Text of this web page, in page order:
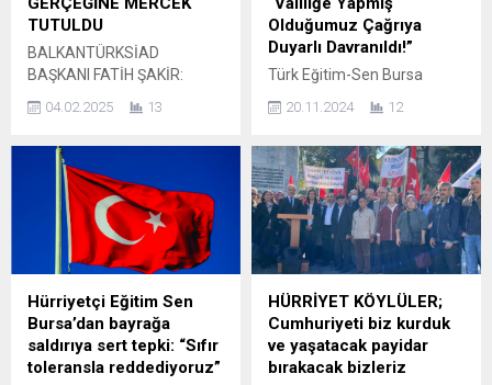
zamma itiraz etti.
zamanlı gerçekleştirilen
basın açıklamasına
Bursa’daki 26 bin memurun
Büyükşehir Yasası sonrası
yapılmayan planların,
devlet–vatandaş ilişkisini
derinden sarstığını
belirterek, yaşanan...
TUTULDU
BALKANTÜRKSİAD
BAŞKANI FATİH ŞAKİR:
ÇALIŞMALARINI
YAPİDER BAŞKANI SEVCAN
İLİCİ: “AYNI ACILARI TEKRAR
YAŞAMAMAK ADINA
ÖNLEM ALMALIYIZ” Balkan
Rumeli Sanayicileri ve İş
İnsanları Derneği
(BALKANTÜRKSİAD) ve
Yatırım Profesyonelleri ve
İşbirliği Derneği (YAPİDER)
tarafından, 6 Şubat
04.02.2025 13
Olduğumuz Çağrıya
Duyarlı Davranıldı!”
Türk Eğitim-Sen Bursa
buldu.Bursa da ikili eğitim
artık 35 dakika olacak. Milli
Eğitim Bakanlığı (MEB)
tarafından tüm il valiliklerine
gönderilen genelge sonrası
Türk Eğitim Sendikası Bursa
Şube Başkanlıkları da
çağrıda bulunarak Bursa
Valiliğini göreve davet etti.
Bursa 1 Nolu Şube Başkanı
Ömer Işıkoğlu...
20.11.2024 12
Hürriyetçi Eğitim Sen
Bursa’dan bayrağa
saldırıya sert tepki: “Sıfır
toleransla reddediyoruz”
HÜRRİYET KÖYLÜLER;
Cumhuriyeti biz kurduk
ve yaşatacak payidar
bırakacak bizleriz